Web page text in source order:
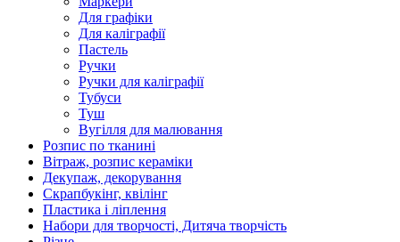
Для графіки
Для каліграфії
Пастель
Ручки
Ручки для каліграфії
Тубуси
Туш
Вугілля для малювання
Розпис по тканині
Вітраж, розпис кераміки
Декупаж, декорування
Скрапбукінг, квілінг
Пластика і ліплення
Набори для творчості, Дитяча творчість